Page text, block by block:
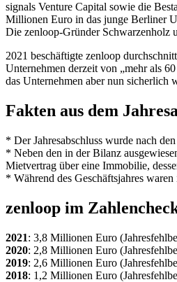
signals Venture Capital sowie die
Millionen Euro in das junge Berliner
Die zenloop-Gründer Schwarzenholz
2021 beschäftigte zenloop
Unternehmen derzeit von „mehr als
das Unternehmen aber nun sicherlich
Fakten aus dem
* Der Jahresabschluss wurde nach
* Neben den in der Bilanz
Mietvertrag über eine Immobilie,
* Während des Geschäftsjahres
zenloop im
2021: 3,8 Millionen Euro
2020: 2,8 Millionen Euro
2019: 2,6 Millionen Euro
2018: 1,2 Millionen Euro